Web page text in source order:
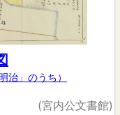
治」のうち）
(宮内公文書館)